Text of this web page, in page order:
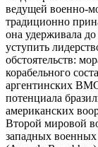
ведущей военно-
традиционно
она удерживала
уступить
обстоятельств:
корабельного
аргентинских ВМС
потенциала
американских
Второй мировой
западных